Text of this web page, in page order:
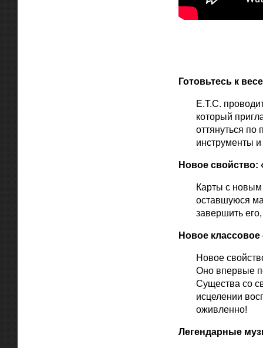
Готовьтесь к
E.T.C.
который
оттянуться
инструменты
Новое свойство:
Карты с
оставшуюся
завершить
Новое
Новое
Оно впервые
Существа со
исцелении
оживленно!
Легендарные